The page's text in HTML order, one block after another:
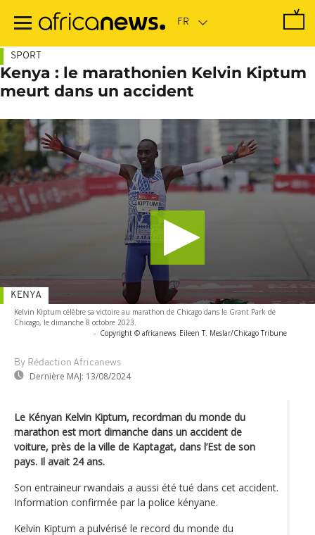
contenu
SPORT
Kenya : le marathonien Kelvin Kiptum
meurt dans un accident
Kelvin Kiptum célèbre sa victoire au marathon de Chicago dans le Grant Park de
Chicago, le dimanche 8 octobre 2023.
- Copyright © africanews Eileen T. Meslar/Chicago Tribune
By Rédaction Africanews
Dernière MAJ: 13/08/2024
KENYA
Le Kényan Kelvin Kiptum, recordman du monde du
marathon est mort dimanche dans un accident de
voiture, près de la ville de Kaptagat, dans l’Est de son
pays. Il avait 24 ans.
Son entraineur rwandais a aussi été tué dans cet accident.
Information confirmée par la police kényane.
Kelvin Kiptum a pulvérisé le record du monde du